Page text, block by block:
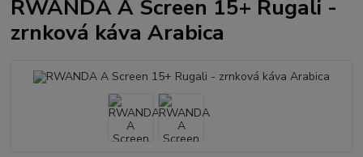
RWANDA A Screen 15+ Rugali -
zrnková káva Arabica